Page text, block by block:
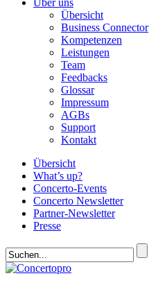
Über uns
Übersicht
Business Connector
Kompetenzen
Leistungen
Team
Feedbacks
Glossar
Impressum
AGBs
Support
Kontakt
Übersicht
What’s up?
Concerto-Events
Concerto Newsletter
Partner-Newsletter
Presse